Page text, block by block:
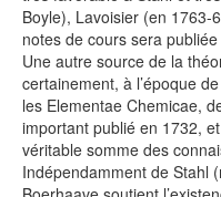
Boyle), Lavoisier (en
notes de cours sera
Une autre source de la
certainement, à l’époque
les Elementae Chemicae,
important publié en 1732,
véritable somme des
Indépendamment de Stahl